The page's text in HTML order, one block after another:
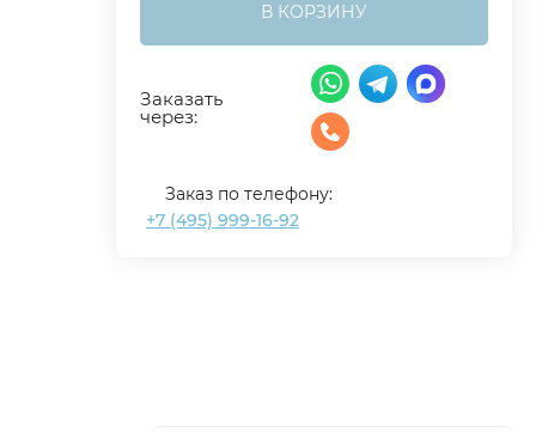
В КОРЗИНУ
Заказать
через:
Заказ по телефону:
+7 (495) 999-16-92